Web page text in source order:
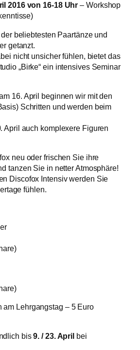
2016 von 16-18 Uhr – Workshop
beliebtesten Paartänze und
getanzt.
nicht unsicher fühlen, bietet das
„Birke“ ein intensives Seminar
16. April beginnen wir mit den
Schritten und werden beim
April auch komplexere Figuren
neu oder frischen Sie ihre
tanzen Sie in netter Atmosphäre!
Discofox Intensiv werden Sie
fühlen.
am Lehrgangstag – 5 Euro
bis9. / 23. April bei